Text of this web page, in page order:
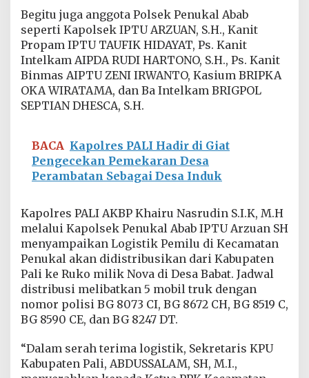
n
g
a
m
a
n
a
n
g
i
s
t
P
e
m
i
l
u
2
0
2
i
K
Begitu juga anggota Polsek Penukal Abab
seperti Kapolsek IPTU ARZUAN, S.H., Kanit
Propam IPTU TAUFIK HIDAYAT, Ps. Kanit
Intelkam AIPDA RUDI HARTONO, S.H., Ps. Kanit
Binmas AIPTU ZENI IRWANTO, Kasium BRIPKA
OKA WIRATAMA, dan Ba Intelkam BRIGPOL
SEPTIAN DHESCA, S.H.
BACA Kapolres PALI Hadir di Giat
Pengecekan Pemekaran Desa
Perambatan Sebagai Desa Induk
Kapolres PALI AKBP Khairu Nasrudin S.I.K, M.H
melalui Kapolsek Penukal Abab IPTU Arzuan SH
menyampaikan Logistik Pemilu di Kecamatan
Penukal akan didistribusikan dari Kabupaten
Pali ke Ruko milik Nova di Desa Babat. Jadwal
distribusi melibatkan 5 mobil truk dengan
nomor polisi BG 8073 CI, BG 8672 CH, BG 8519 C,
BG 8590 CE, dan BG 8247 DT.
“Dalam serah terima logistik, Sekretaris KPU
Kabupaten Pali, ABDUSSALAM, SH, M.I.,